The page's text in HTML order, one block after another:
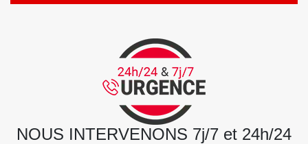
NOUS INTERVENONS 7j/7 et 24h/24